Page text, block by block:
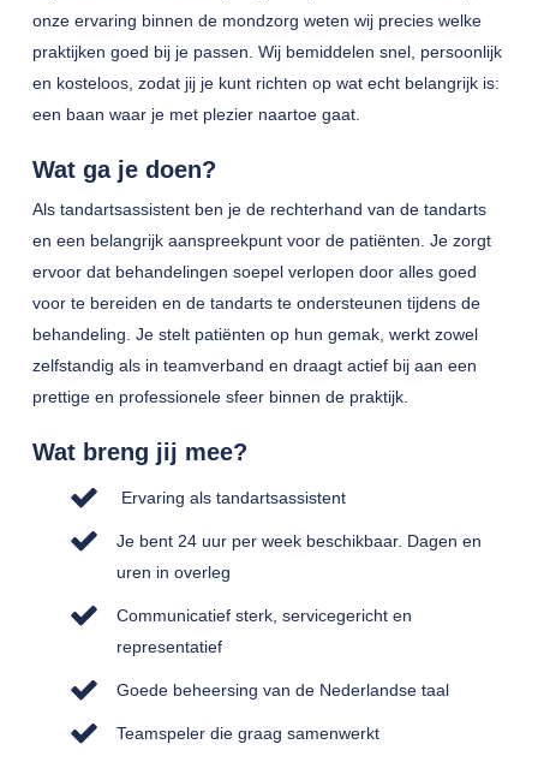
onze ervaring binnen de mondzorg weten wij precies welke
praktijken goed bij je passen. Wij bemiddelen snel, persoonlijk
en kosteloos, zodat jij je kunt richten op wat echt belangrijk is:
een baan waar je met plezier naartoe gaat.
Wat ga je doen?
Als tandartsassistent ben je de rechterhand van de tandarts
en een belangrijk aanspreekpunt voor de patiënten. Je zorgt
ervoor dat behandelingen soepel verlopen door alles goed
voor te bereiden en de tandarts te ondersteunen tijdens de
behandeling. Je stelt patiënten op hun gemak, werkt zowel
zelfstandig als in teamverband en draagt actief bij aan een
prettige en professionele sfeer binnen de praktijk.
Wat breng jij mee?
Ervaring als tandartsassistent
Je bent 24 uur per week beschikbaar. Dagen en
uren in overleg
Communicatief sterk, servicegericht en
representatief
Goede beheersing van de Nederlandse taal
Teamspeler die graag samenwerkt